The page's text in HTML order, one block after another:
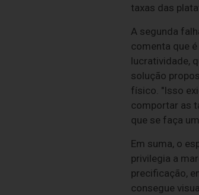
taxas das
A segunda
comenta que
lucratividade,
solução
físico. "Isso
comportar as
que se faça
Em suma, o
privilegia a
precificação,
consegue